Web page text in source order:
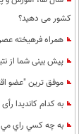
کشور می دهید؟
همراه فرهیخته
پیش بینی شما از
موفق ترین "عضو
به کدام کاندیدا
به چه كسي راي